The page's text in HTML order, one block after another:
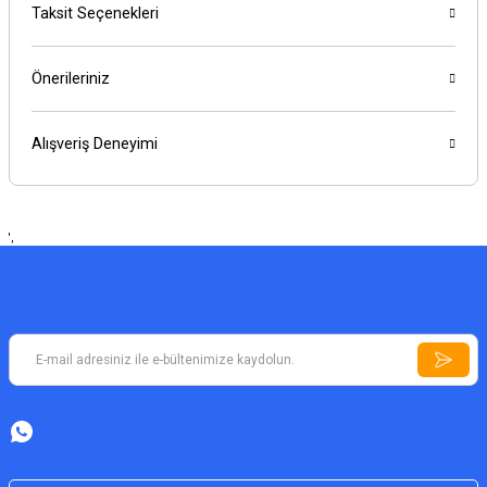
Taksit Seçenekleri
Önerileriniz
Alışveriş Deneyimi
',